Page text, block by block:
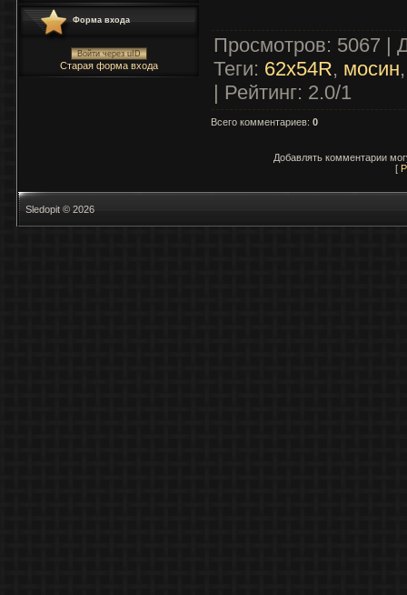
Форма входа
Войти через uID
Старая форма входа
Просмотров: 5067 |
Теги: 62х54R, мосин
| Рейтинг: 2.0/1
Всего комментариев: 0
Добавлять комментарии
[
Sledopit © 2026